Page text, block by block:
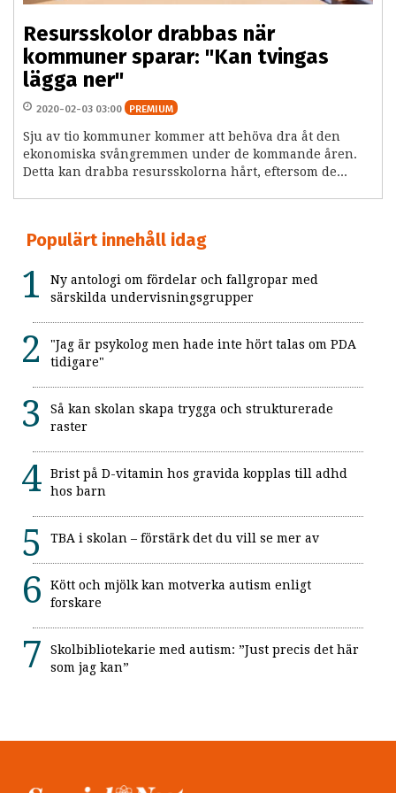
Resursskolor drabbas när
kommuner sparar: "Kan tvingas
lägga ner"
2020-02-03 03:00 PREMIUM
Sju av tio kommuner kommer att behöva dra åt den
ekonomiska svångremmen under de kommande åren.
Detta kan drabba resursskolorna hårt, eftersom de...
Populärt innehåll idag
Ny antologi om fördelar och fallgropar med
särskilda undervisningsgrupper
"Jag är psykolog men hade inte hört talas om PDA
tidigare"
Så kan skolan skapa trygga och strukturerade
raster
Brist på D-vitamin hos gravida kopplas till adhd
hos barn
TBA i skolan – förstärk det du vill se mer av
Kött och mjölk kan motverka autism enligt
forskare
Skolbibliotekarie med autism: ”Just precis det här
som jag kan”